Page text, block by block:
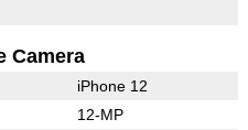
Camera
iPhone 12
12-MP